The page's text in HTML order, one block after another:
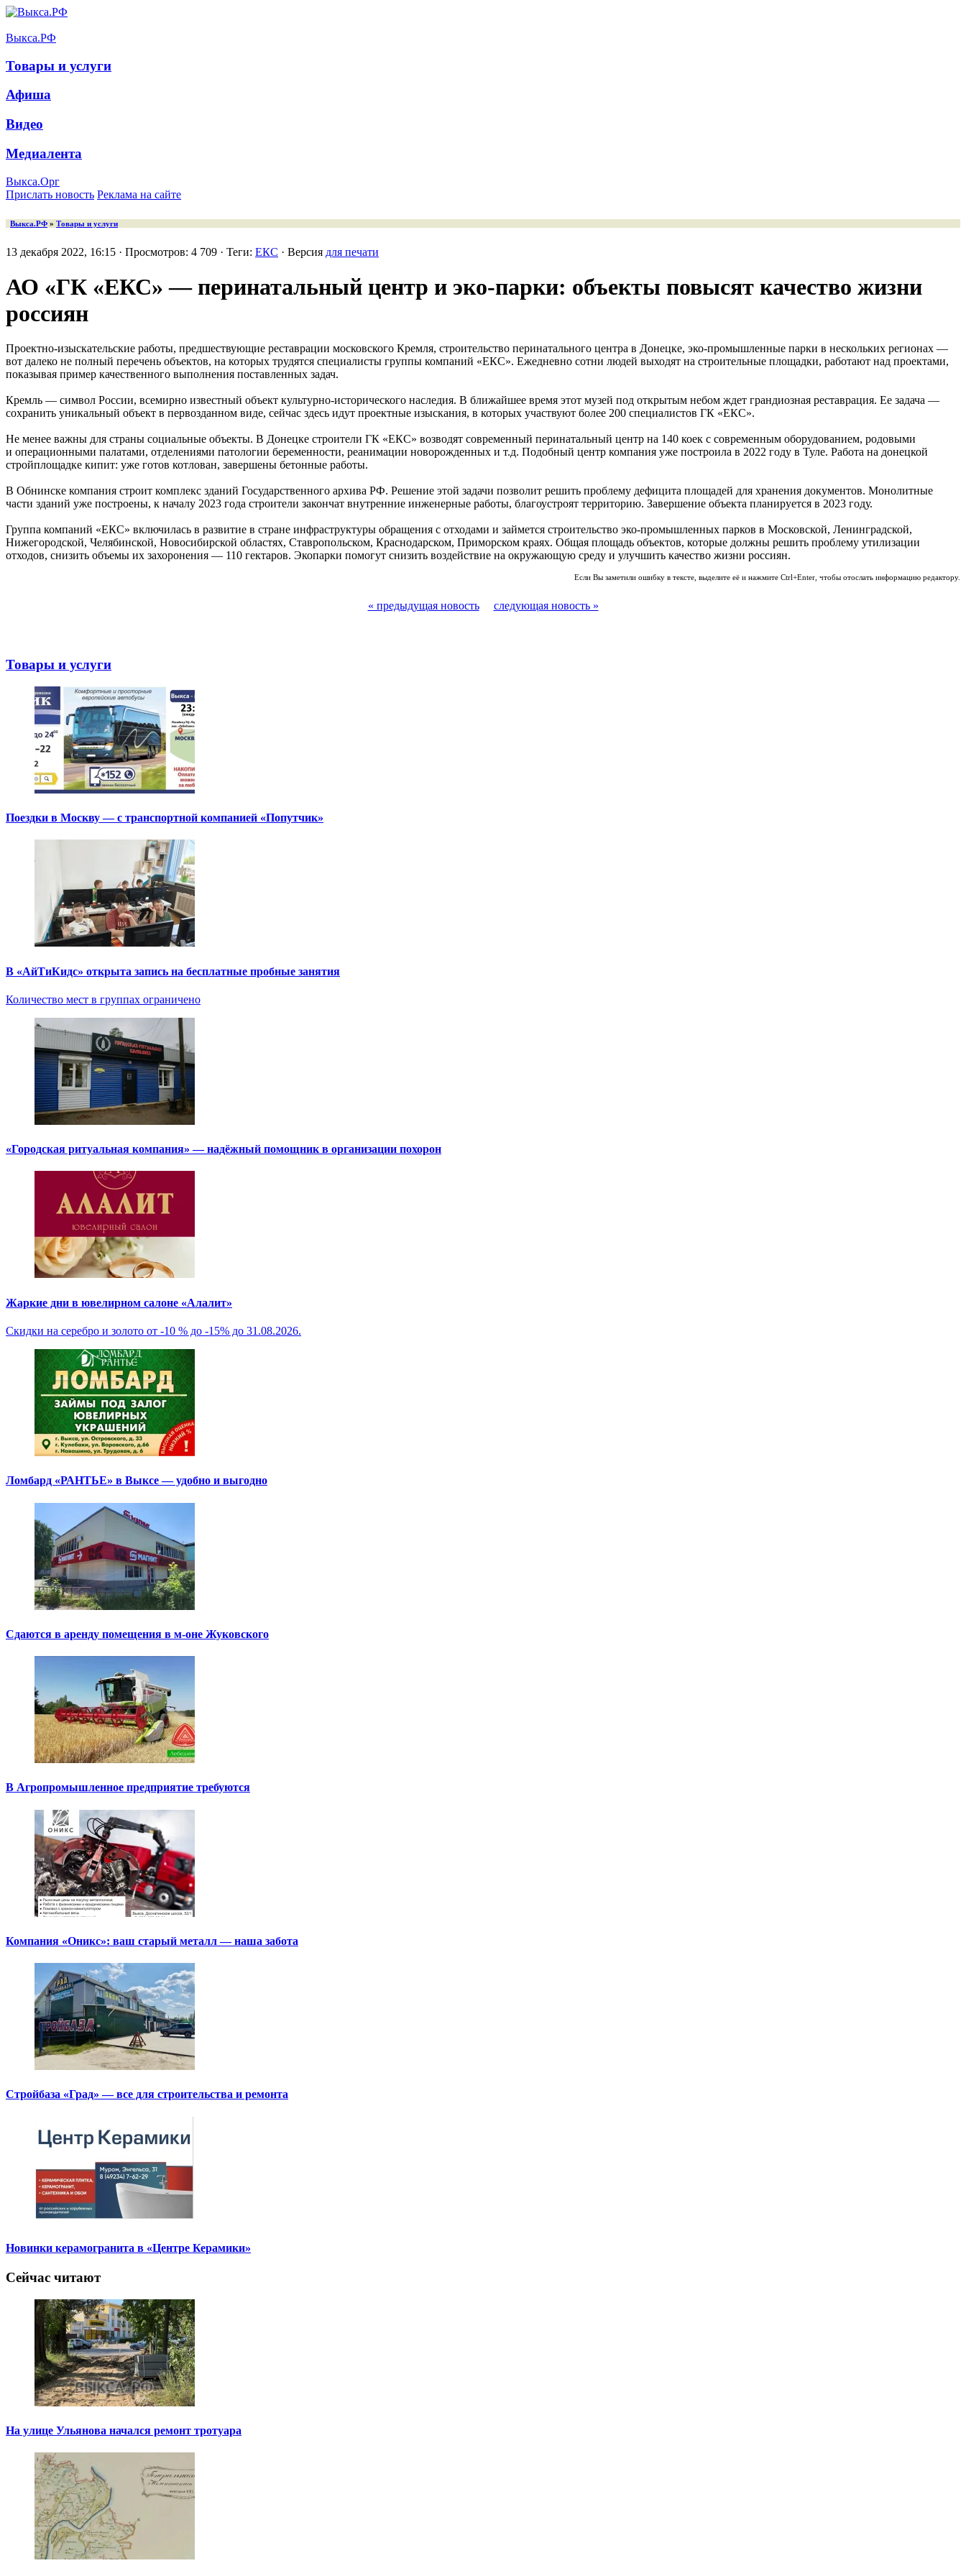
Выкса.РФ
Товары и услуги
Афиша
Видео
Медиалента
Выкса.Орг
Прислать новость Реклама на сайте
Выкса.РФ » Товары и услуги
13 декабря 2022, 16:15 · Просмотров: 4 709 · Теги: ЕКС · Версия для печати
АО «ГК «ЕКС» — перинатальный центр и эко-парки: объекты повысят качество жизни
россиян
Проектно-изыскательские работы, предшествующие реставрации московского Кремля, строительство перинатального центра в Донецке, эко-промышленные парки в нескольких регионах —
вот далеко не полный перечень объектов, на которых трудятся специалисты группы компаний «ЕКС». Ежедневно сотни людей выходят на строительные площадки, работают над проектами,
показывая пример качественного выполнения поставленных задач.
Кремль — символ России, всемирно известный объект культурно-исторического наследия. В ближайшее время этот музей под открытым небом ждет грандиозная реставрация. Ее задача —
сохранить уникальный объект в первозданном виде, сейчас здесь идут проектные изыскания, в которых участвуют более 200 специалистов ГК «ЕКС».
Не менее важны для страны социальные объекты. В Донецке строители ГК «ЕКС» возводят современный перинатальный центр на 140 коек с современным оборудованием, родовыми
и операционными палатами, отделениями патологии беременности, реанимации новорожденных и т.д. Подобный центр компания уже построила в 2022 году в Туле. Работа на донецкой
стройплощадке кипит: уже готов котлован, завершены бетонные работы.
В Обнинске компания строит комплекс зданий Государственного архива РФ. Решение этой задачи позволит решить проблему дефицита площадей для хранения документов. Монолитные
части зданий уже построены, к началу 2023 года строители закончат внутренние инженерные работы, благоустроят территорию. Завершение объекта планируется в 2023 году.
Группа компаний «ЕКС» включилась в развитие в стране инфраструктуры обращения с отходами и займется строительство эко-промышленных парков в Московской, Ленинградской,
Нижегородской, Челябинской, Новосибирской областях, Ставропольском, Краснодарском, Приморском краях. Общая площадь объектов, которые должны решить проблему утилизации
отходов, снизить объемы их захоронения — 110 гектаров. Экопарки помогут снизить воздействие на окружающую среду и улучшить качество жизни россиян.
Если Вы заметили ошибку в тексте, выделите её и нажмите Ctrl+Enter, чтобы отослать информацию редактору.
« предыдущая новость следующая новость »
Товары и услуги
Поездки в Москву — с транспортной компанией «Попутчик»
В «АйТиКидс» открыта запись на бесплатные пробные занятия
Количество мест в группах ограничено
«Городская ритуальная компания» — надёжный помощник в организации похорон
Жаркие дни в ювелирном салоне «Алалит»
Скидки на серебро и золото от -10 % до -15% до 31.08.2026.
Ломбард «РАНТЬЕ» в Выксе — удобно и выгодно
Сдаются в аренду помещения в м-оне Жуковского
В Агропромышленное предприятие требуются
Компания «Оникс»: ваш старый металл — наша забота
Стройбаза «Град» — все для строительства и ремонта
Новинки керамогранита в «Центре Керамики»
Сейчас читают
На улице Ульянова начался ремонт тротуара